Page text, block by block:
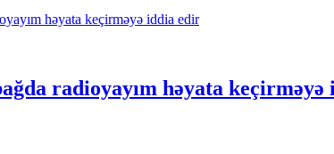
radioyayım həyata